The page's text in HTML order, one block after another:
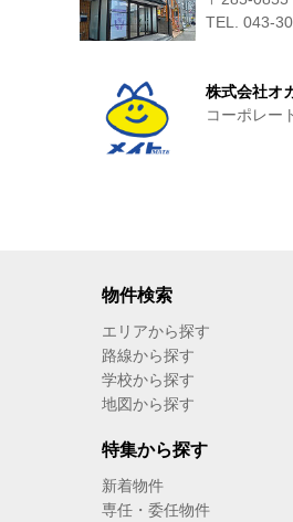
TEL. 043-
株式会社オ
コーポレー
物件検索
エリアから探す
路線から探す
学校から探す
地図から探す
特集から探す
新着物件
専任・委任物件